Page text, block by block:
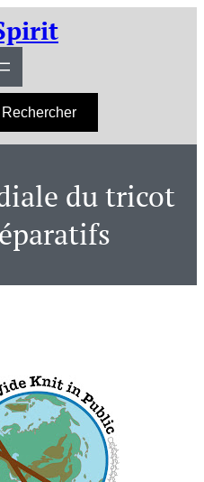
Rechercher
du tricot